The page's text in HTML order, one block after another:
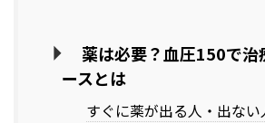
薬は必要？血圧150で治
ースとは
すぐに薬が出る人・出ない